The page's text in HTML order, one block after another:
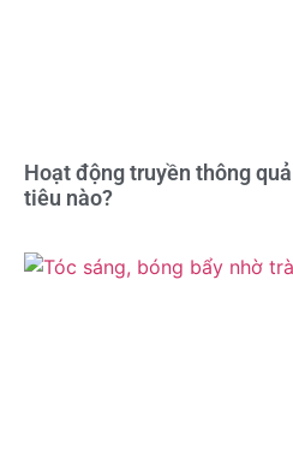
Hoạt động truyền thông
tiêu nào?